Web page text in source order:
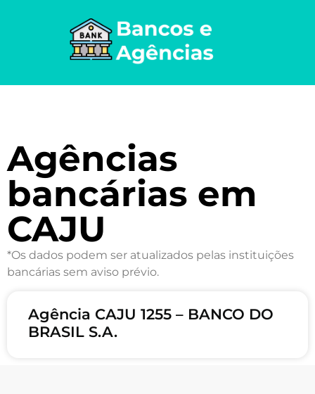
Agências
bancárias em
CAJU
*Os dados podem ser atualizados pelas instituições
bancárias sem aviso prévio.
Agência CAJU 1255 – BANCO DO
BRASIL S.A.